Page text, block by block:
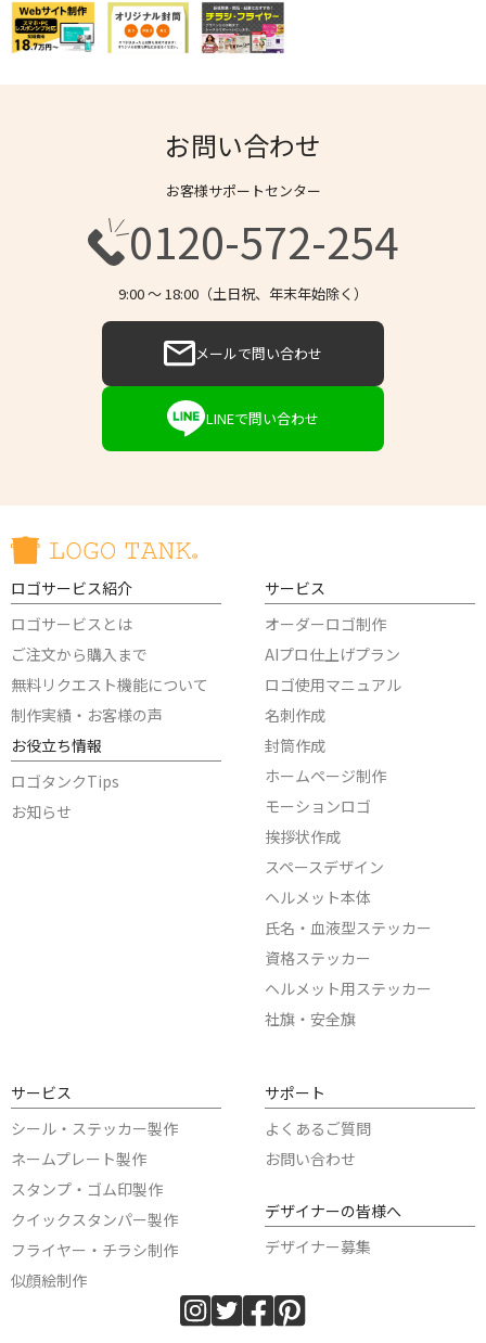
お問い合わせ
お客様サポートセンター
0120-572-254
9:00 〜 18:00（土日祝、年末年始除く）
メールで問い合わせ
LINEで問い合わせ
ロゴサービス紹介
ロゴサービスとは
ご注文から購入まで
無料リクエスト機能について
制作実績・お客様の声
お役立ち情報
ロゴタンクTips
お知らせ
サービス
オーダーロゴ制作
AIプロ仕上げプラン
ロゴ使用マニュアル
名刺作成
封筒作成
ホームページ制作
モーションロゴ
挨拶状作成
スペースデザイン
ヘルメット本体
氏名・血液型ステッカー
資格ステッカー
ヘルメット用ステッカー
社旗・安全旗
サービス
シール・ステッカー製作
ネームプレート製作
スタンプ・ゴム印製作
クイックスタンパー製作
フライヤー・チラシ制作
似顔絵制作
サポート
よくあるご質問
お問い合わせ
デザイナーの皆様へ
デザイナー募集